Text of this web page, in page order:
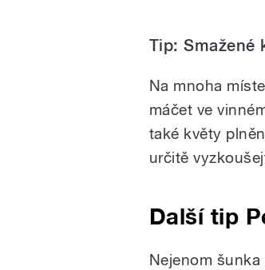
Tip: Smažené
Na mnoha
máčet ve
také květy
určitě
Další tip
Nejenom